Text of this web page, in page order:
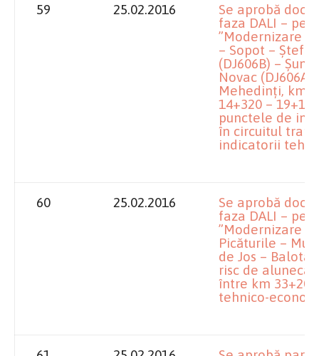
59 25.02.2016
Se aprobă
faza DALI –
”Modernizare
– Sopot –
(DJ606B) –
Novac
Mehedinți, km
14+320 –
punctele de
în circuitul
indicatorii
60 25.02.2016
Se aprobă
faza DALI –
”Modernizare
Picăturile –
de Jos – Balota
risc de
între km
tehnico-